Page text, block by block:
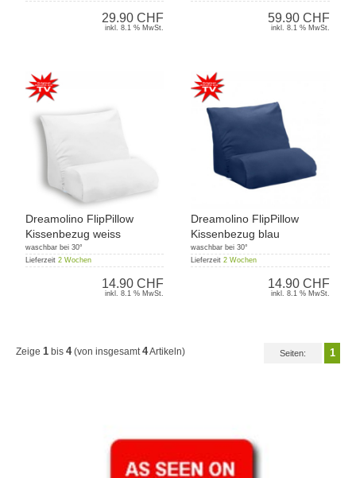
29.90 CHF
inkl. 8.1 % MwSt.
59.90 CHF
inkl. 8.1 % MwSt.
Dreamolino FlipPillow
Kissenbezug weiss
waschbar bei 30°
Lieferzeit 2 Wochen
14.90 CHF
inkl. 8.1 % MwSt.
Dreamolino FlipPillow
Kissenbezug blau
waschbar bei 30°
Lieferzeit 2 Wochen
14.90 CHF
inkl. 8.1 % MwSt.
Zeige 1 bis 4(von insgesamt4Artikeln) Seiten: 1